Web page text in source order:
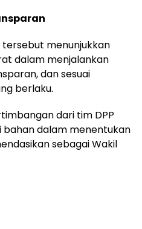
menunjukkan
dalam menjalankan
dan sesuai
berlaku.
dari tim DPP
bahan dalam menentukan
sebagai Wakil